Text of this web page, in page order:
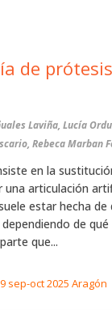
de
Laviña, Lucía
Rebeca Marban
en la
una articulación
estar hecha de
de
que...
sep-oct 2025 Aragón